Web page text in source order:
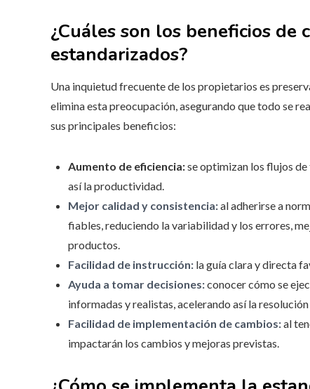
¿Cuáles son los beneficios de
estandarizados?
Una inquietud frecuente de los propietarios es
elimina esta preocupación, asegurando que todo se
sus principales beneficios:
Aumento de eficiencia:se optimizan los flujos
así la productividad.
Mejor calidad y consistencia:al adherirse a
fiables, reduciendo la variabilidad y los errores,
productos.
Facilidad de instrucción: la guía clara y directa
Ayuda a tomar decisiones:conocer cómo se
informadas y realistas, acelerando así la
Facilidad de implementación de cambios:al
impactarán los cambios y mejoras previstas.